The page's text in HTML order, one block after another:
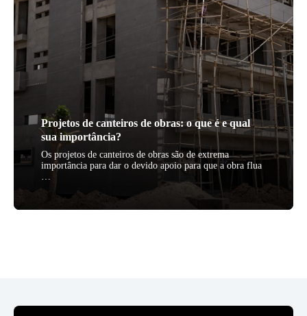
Projetos de canteiros de obras: o que é e qual
sua importância?
Os projetos de canteiros de obras são de extrema
importância para dar o devido apoio para que a obra flua
…